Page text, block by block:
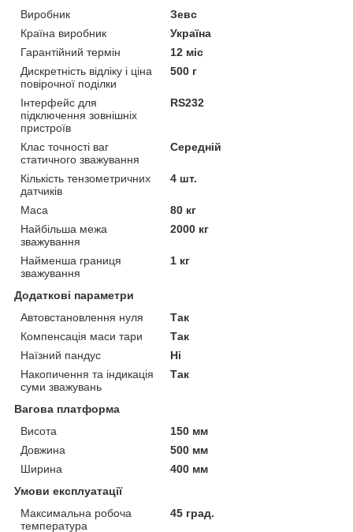
Виробник
Зевс
Країна виробник
Україна
Гарантійний термін
12 міс
Дискретність відліку і ціна
повірочної поділки
500 г
Інтерфейс для
підключення зовнішніх
пристроїв
RS232
Клас точності ваг
статичного зважування
Середній
Кількість тензометричних
датчиків
4 шт.
Маса
80 кг
Найбільша межа
зважування
2000 кг
Найменша границя
зважування
1 кг
Додаткові параметри
Автовстановлення нуля
Так
Компенсація маси тари
Так
Наїзний пандус
Ні
Накопичення та індикація
суми зважувань
Так
Вагова платформа
Висота
150 мм
Довжина
500 мм
Ширина
400 мм
Умови експлуатації
Максимальна робоча
температура
45 град.